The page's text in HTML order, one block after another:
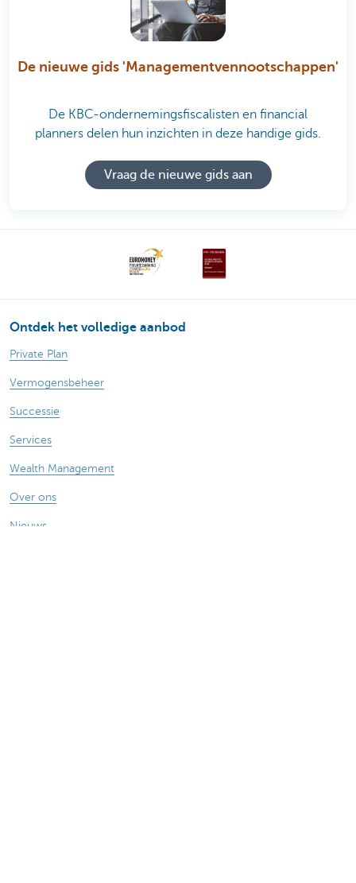
De nieuwe gids 'Managementvennootschappen'
De KBC-ondernemingsfiscalisten en financial
planners delen hun inzichten in deze handige gids.
Vraag de nieuwe gids aan
Ontdek het volledige aanbod
Private Plan
Vermogensbeheer
Successie
Services
Wealth Management
Over ons
Nieuws